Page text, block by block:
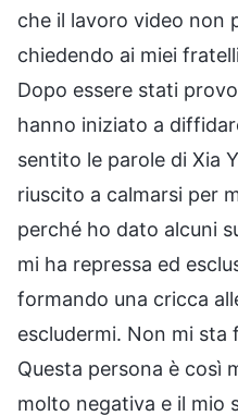
che il lavoro video non
chiedendo ai miei
Dopo essere stati
hanno iniziato a
sentito le parole di Xia
riuscito a calmarsi per
perché ho dato alcuni
mi ha repressa ed
formando una cricca
escludermi. Non mi
Questa persona è così
molto negativa e il mio